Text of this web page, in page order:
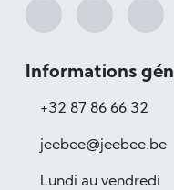
Informations
+32 87 86 66 32
jeebee@jeebee.be
Lundi au vendredi